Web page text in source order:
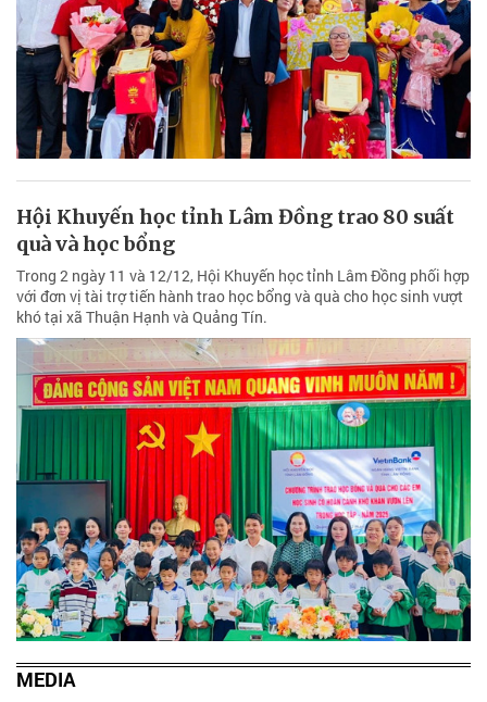
Hội Khuyến học tỉnh Lâm Đồng trao 80 suất
quà và học bổng
Trong 2 ngày 11 và 12/12, Hội Khuyến học tỉnh Lâm Đồng phối hợp
với đơn vị tài trợ tiến hành trao học bổng và quà cho học sinh vượt
khó tại xã Thuận Hạnh và Quảng Tín.
MEDIA